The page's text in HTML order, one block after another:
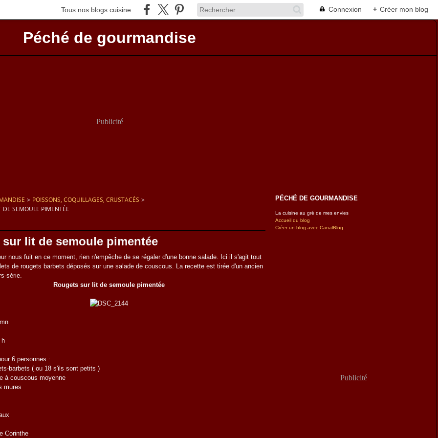
Tous nos blogs cuisine Connexion + Créer mon blog
Péché de gourmandise
Publicité
> POISSONS, COQUILLAGES, CRUSTACÉS >
DE SEMOULE PIMENTÉE
sur lit de semoule pimentée
nous fuit en ce moment, rien n'empêche de se régaler d'une bonne salade. Ici il s'agit tout
de rougets barbets déposés sur une salade de couscous. La recette est tirée d'un ancien
série.
Rougets sur lit de semoule pimentée
h
6 personnes :
barbets ( ou 18 s'ils sont petits )
à couscous moyenne
mures
Corinthe
PÉCHÉ DE GOURMANDISE
La cuisine au gré de mes envies
Accueil du blog
Créer un blog avec CanalBlog
Publicité